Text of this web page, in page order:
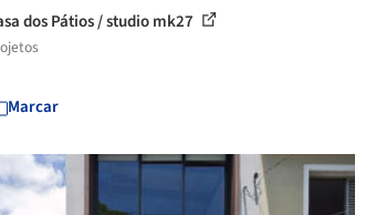
dos Pátios / studio mk27
Marcar